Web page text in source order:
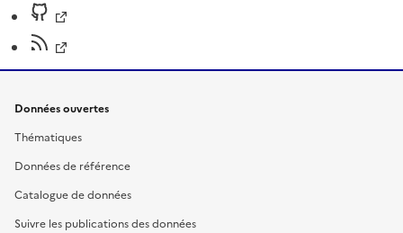
Données ouvertes
Thématiques
Données de référence
Catalogue de données
Suivre les publications des données